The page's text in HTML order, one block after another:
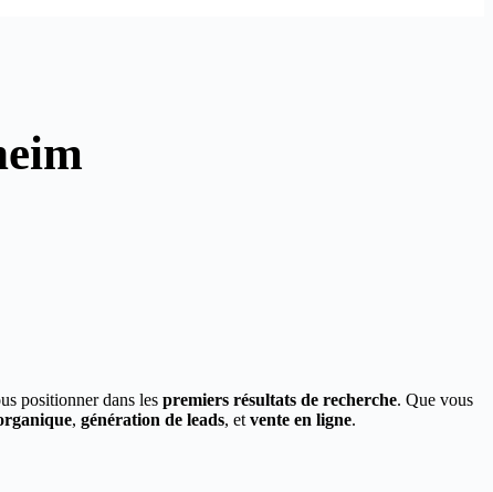
positionner dans les premiers résultats de recherche. Que vous
, génération de leads, et vente en ligne.